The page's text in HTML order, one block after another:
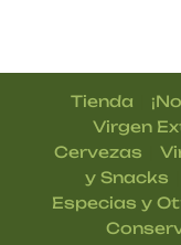
Tienda
Virgen
Cervezas |
y Snacks
Especias y